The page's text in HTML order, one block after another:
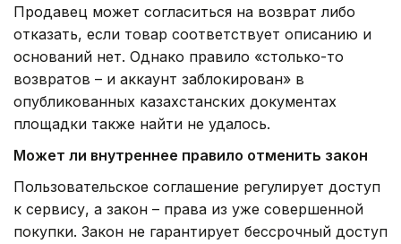
Продавец может согласиться на возврат либо
отказать, если товар соответствует описанию и
оснований нет. Однако правило «столько-то
возвратов – и аккаунт заблокирован» в
опубликованных казахстанских документах
площадки также найти не удалось.
Может ли внутреннее правило отменить закон
Пользовательское соглашение регулирует доступ
к сервису, а закон – права из уже совершенной
покупки. Закон не гарантирует бессрочный доступ